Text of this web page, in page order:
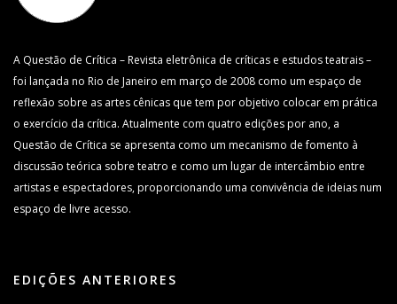
A Questão de Crítica – Revista eletrônica de críticas e estudos teatrais –
foi lançada no Rio de Janeiro em março de 2008 como um espaço de
reflexão sobre as artes cênicas que tem por objetivo colocar em prática
o exercício da crítica. Atualmente com quatro edições por ano, a
Questão de Crítica se apresenta como um mecanismo de fomento à
discussão teórica sobre teatro e como um lugar de intercâmbio entre
artistas e espectadores, proporcionando uma convivência de ideias num
espaço de livre acesso.
EDIÇÕES ANTERIORES